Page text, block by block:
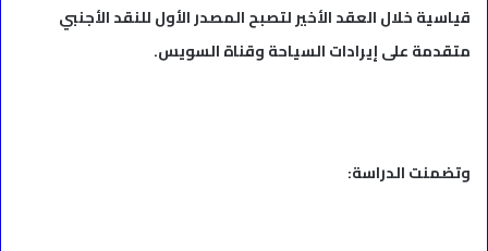
قياسية خلال العقد الأخير لتصبح المصدر الأول للنقد الأجنبي
متقدمة على إيرادات السياحة وقناة السويس.
وتضمنت الدراسة: